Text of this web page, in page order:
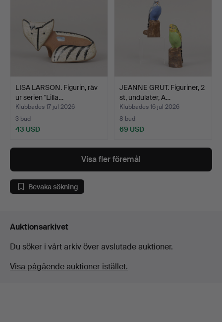
LISA LARSON. Figurin, räv
ur serien "Lilla…
Klubbades 17 jul 2026
3 bud
43 USD
JEANNE GRUT. Figuriner, 2
st, undulater, A…
Klubbades 16 jul 2026
8 bud
69 USD
Visa fler föremål
Bevaka sökning
Auktionsarkivet
Du söker i vårt arkiv över avslutade auktioner.
Visa pågående auktioner istället.